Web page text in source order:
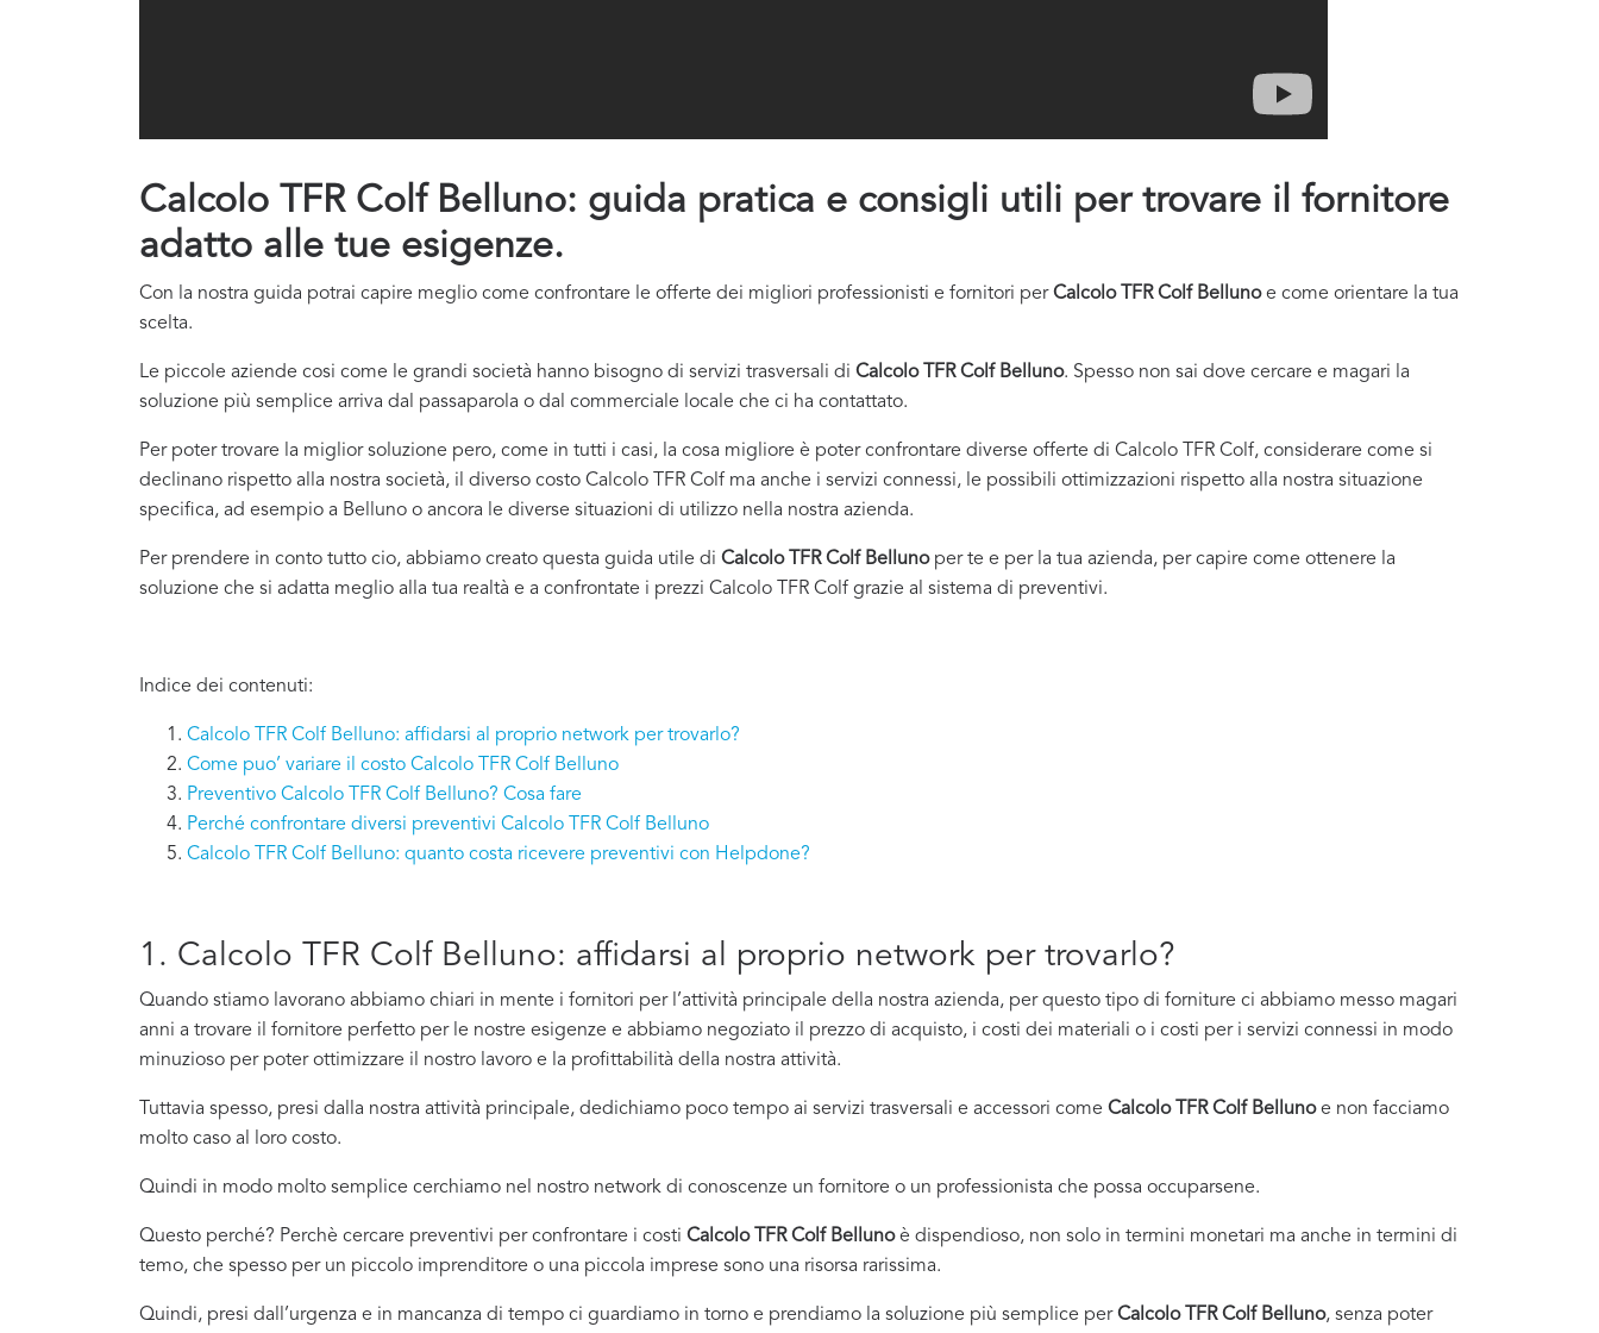
Calcolo TFR Colf Belluno: guida pratica e consigli utili per trovare il fornitore
adatto alle tue esigenze.
Con la nostra guida potrai capire meglio come confrontare le offerte dei migliori professionisti e fornitori perCalcolo TFR Colf Bellunoe come orientare la tua
scelta.
Le piccole aziende cosi come le grandi società hanno bisogno di servizi trasversali di Calcolo TFR Colf Belluno. Spesso non sai dove cercare e magari la
soluzione più semplice arriva dal passaparola o dal commerciale locale che ci ha contattato.
Per poter trovare la miglior soluzione pero, come in tutti i casi, la cosa migliore è poter confrontare diverse offerte di Calcolo TFR Colf, considerare come si
declinano rispetto alla nostra società, il diverso costo Calcolo TFR Colf ma anche i servizi connessi, le possibili ottimizzazioni rispetto alla nostra situazione
specifica, ad esempio a Belluno o ancora le diverse situazioni di utilizzo nella nostra azienda.
Per prendere in conto tutto cio, abbiamo creato questa guida utile di Calcolo TFR Colf Bellunoper te e per la tua azienda, per capire come ottenere la
soluzione che si adatta meglio alla tua realtà e a confrontate i prezzi Calcolo TFR Colf grazie al sistema di preventivi.
Indice dei contenuti:
Calcolo TFR Colf Belluno: affidarsi al proprio network per trovarlo?
Come puo’ variare il costo Calcolo TFR Colf Belluno
Preventivo Calcolo TFR Colf Belluno? Cosa fare
Perché confrontare diversi preventivi Calcolo TFR Colf Belluno
Calcolo TFR Colf Belluno: quanto costa ricevere preventivi con Helpdone?
1. Calcolo TFR Colf Belluno: affidarsi al proprio network per trovarlo?
Quando stiamo lavorano abbiamo chiari in mente i fornitori per l’attività principale della nostra azienda, per questo tipo di forniture ci abbiamo messo magari
anni a trovare il fornitore perfetto per le nostre esigenze e abbiamo negoziato il prezzo di acquisto, i costi dei materiali o i costi per i servizi connessi in modo
minuzioso per poter ottimizzare il nostro lavoro e la profittabilità della nostra attività.
Tuttavia spesso, presi dalla nostra attività principale, dedichiamo poco tempo ai servizi trasversali e accessori come Calcolo TFR Colf Bellunoe non facciamo
molto caso al loro costo.
Quindi in modo molto semplice cerchiamo nel nostro network di conoscenze un fornitore o un professionista che possa occuparsene.
Questo perché? Perchè cercare preventivi per confrontare i costi Calcolo TFR Colf Bellunoè dispendioso, non solo in termini monetari ma anche in termini di
temo, che spesso per un piccolo imprenditore o una piccola imprese sono una risorsa rarissima.
Quindi, presi dall’urgenza e in mancanza di tempo ci guardiamo in torno e prendiamo la soluzione più semplice perCalcolo TFR Colf Belluno, senza poter